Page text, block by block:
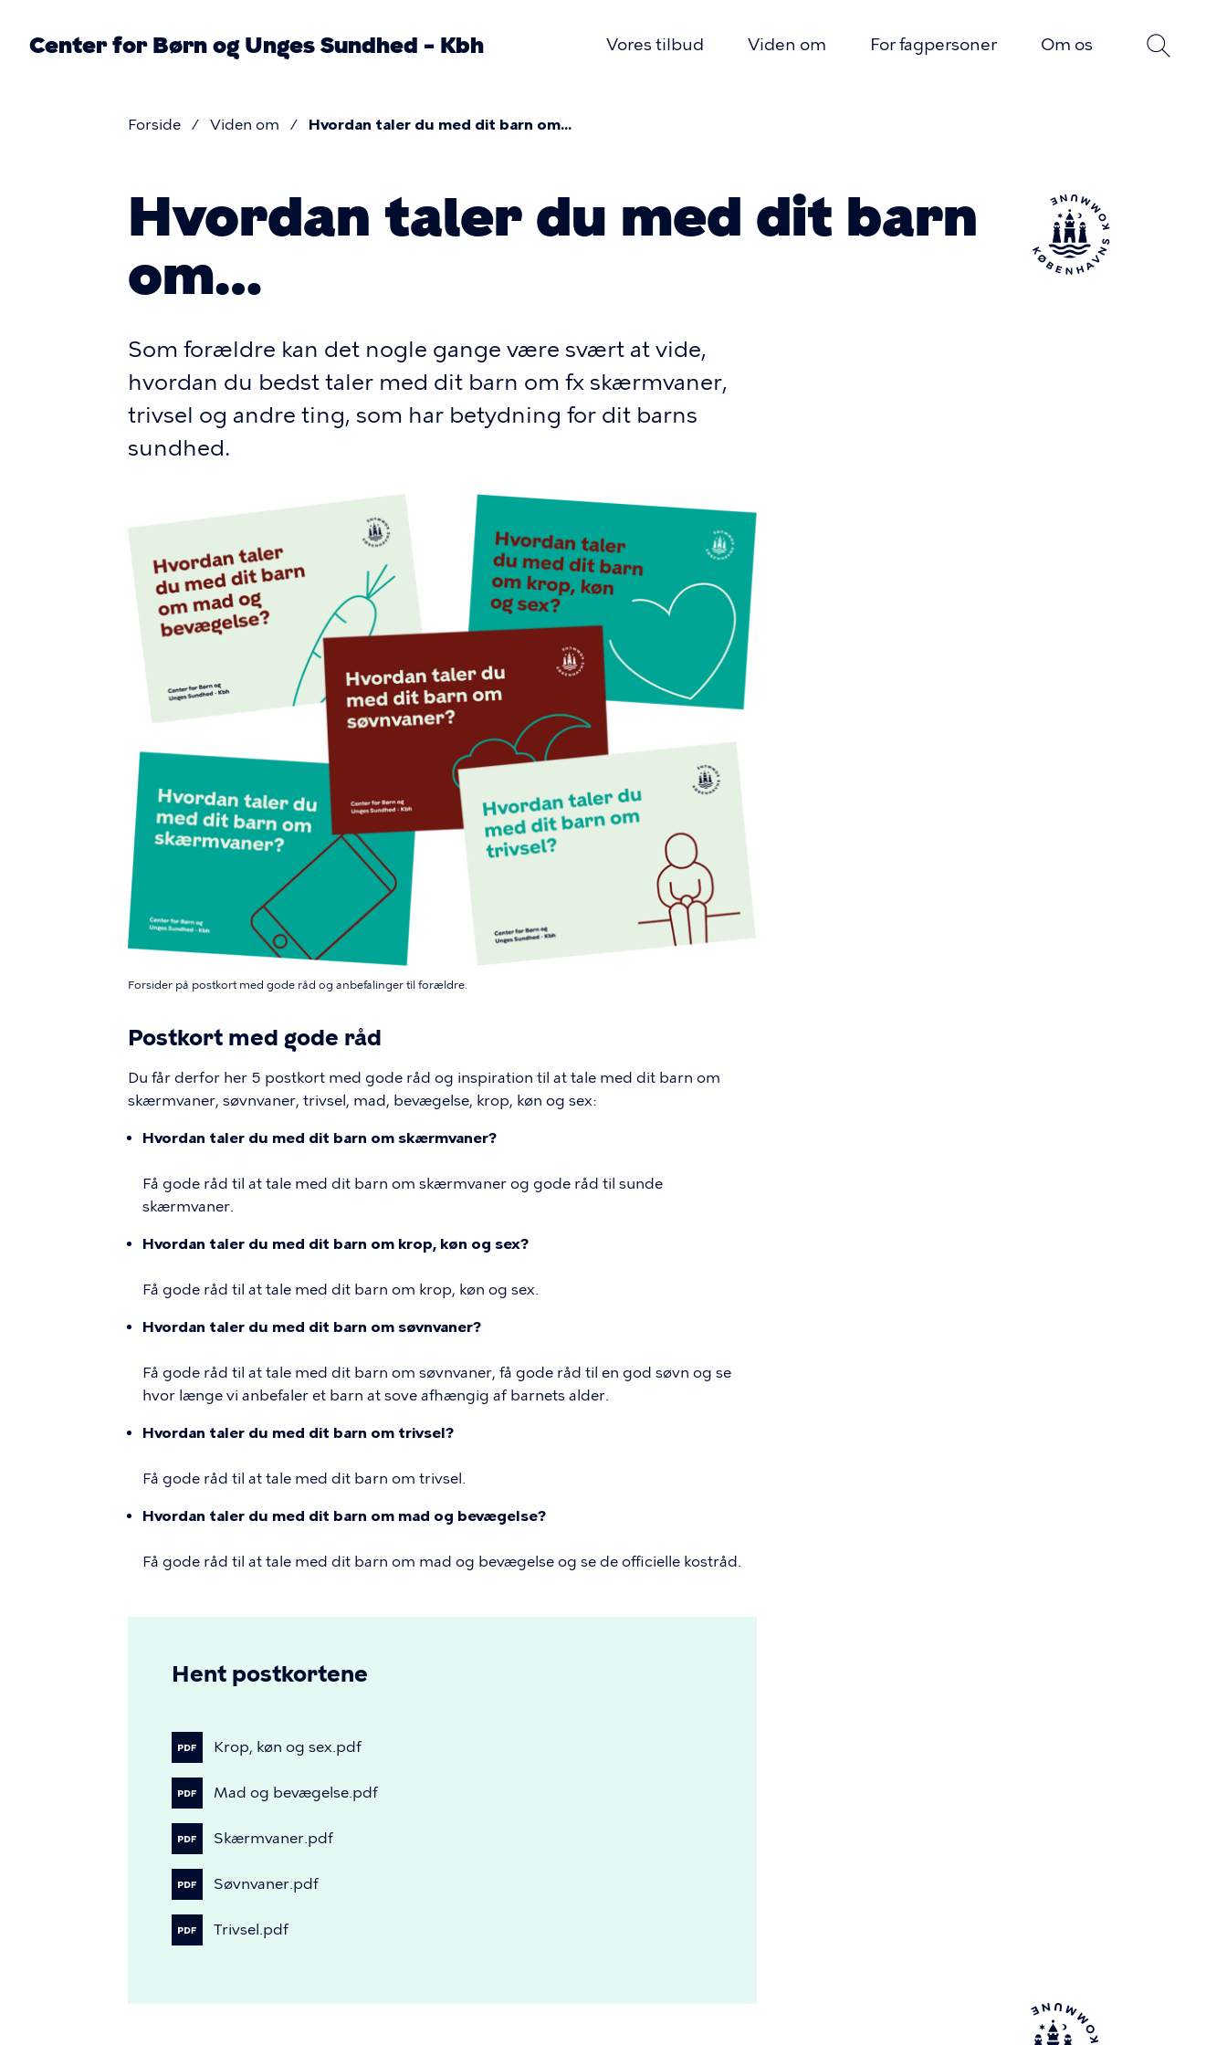
hovedindhold
Center for Børn og Unges Sundhed – Kbh
navigation
Vores tilbud Viden om For fagpersoner Om os
Brødkrumme
Forside Viden om Hvordan taler du med dit barn om...
Hvordan taler du med dit barn
om…
Som forældre kan det nogle gange være svært at vide,
hvordan du bedst taler med dit barn om fx skærmvaner,
trivsel og andre ting, som har betydning for dit barns
sundhed.
Forsider på postkort med gode råd og anbefalinger til forældre.
Postkort med gode råd
Du får derfor her 5 postkort med gode råd og inspiration til at tale med dit barn om
skærmvaner, søvnvaner, trivsel, mad, bevægelse, krop, køn og sex:
Hvordan taler du med dit barn om skærmvaner?
Få gode råd til at tale med dit barn om skærmvaner og gode råd til sunde
skærmvaner.
Hvordan taler du med dit barn om krop, køn og sex?
Få gode råd til at tale med dit barn om krop, køn og sex.
Hvordan taler du med dit barn om søvnvaner?
Få gode råd til at tale med dit barn om søvnvaner, få gode råd til en god søvn og se
hvor længe vi anbefaler et barn at sove afhængig af barnets alder.
Hvordan taler du med dit barn om trivsel?
Få gode råd til at tale med dit barn om trivsel.
Hvordan taler du med dit barn om mad og bevægelse?
Få gode råd til at tale med dit barn om mad og bevægelse og se de officielle kostråd.
Hent postkortene
Krop, køn og sex.pdf
Mad og bevægelse.pdf
Skærmvaner.pdf
Søvnvaner.pdf
Trivsel.pdf